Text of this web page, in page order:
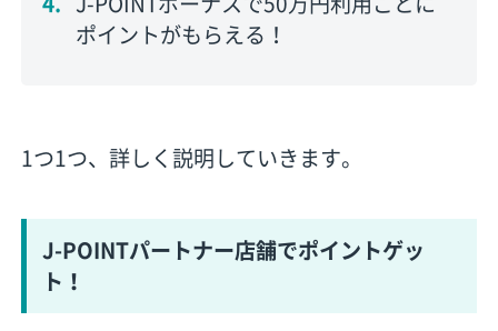
ポイントがもらえる！
1つ1つ、詳しく説明していきます。
J-POINTパートナー店舗でポイントゲッ
ト！